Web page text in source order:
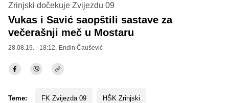
Zrinjski dočekuje Zvijezdu 09
Vukas i Savić saopštili sastave za
večerašnji meč u Mostaru
28.08.19. - 18:12, Endin Čaušević
Teme: FK Zvijezda 09 HŠK Zrinjski